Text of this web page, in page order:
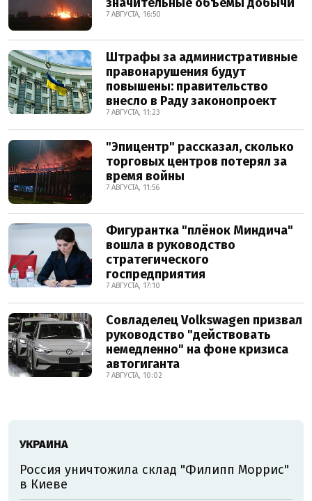
7 АВГУСТА, 16:50
Штрафы за административные
правонарушения будут
повышены: правительство
внесло в Раду законопроект
7 АВГУСТА, 11:23
"Эпицентр" рассказал, сколько
торговых центров потерял за
время войны
7 АВГУСТА, 11:56
Фигурантка "плёнок Миндича"
вошла в руководство
стратегического
госпредприятия
7 АВГУСТА, 17:10
Совладелец Volkswagen призвал
руководство "действовать
немедленно" на фоне кризиса
автогиганта
7 АВГУСТА, 10:02
УКРАИНА
Россия уничтожила склад "Филипп Моррис"
в Киеве